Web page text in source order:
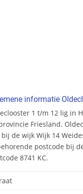
informatie
1 t/m 12 lig in
Friesland.
bij de wijk Wijk 14
postcode bij
8741 KC.